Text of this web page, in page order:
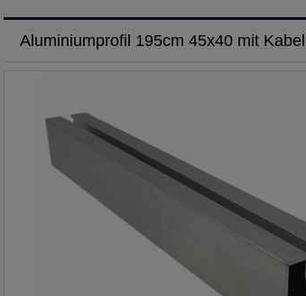
Aluminiumprofil 195cm 45x40 mit